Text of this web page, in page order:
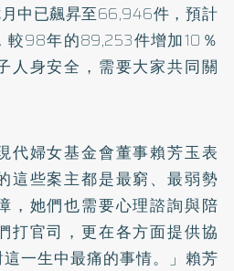
中已飆昇至66,946件，預計
較98年的89,253件增加10％
人身安全，需要大家共同關
代婦女基金會董事賴芳玉表
這些案主都是最窮、最弱勢
，她們也需要心理諮詢與陪
打官司，更在各方面提供協
一生中最痛的事情。」賴芳